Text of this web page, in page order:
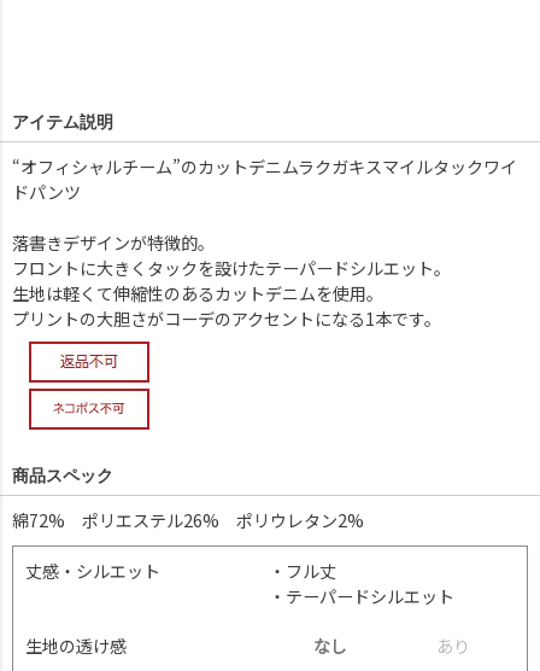
アイテム説明
“オフィシャルチーム”のカットデニムラクガキスマイルタックワイ
ドパンツ
落書きデザインが特徴的。
フロントに大きくタックを設けたテーパードシルエット。
生地は軽くて伸縮性のあるカットデニムを使用。
プリントの大胆さがコーデのアクセントになる1本です。
商品スペック
綿72% ポリエステル26% ポリウレタン2%
丈感・シルエット
・フル丈
・テーパードシルエット
生地の透け感 なし あ り